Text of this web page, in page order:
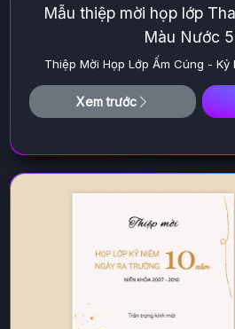
Mẫu thiệp mời họp lớp
Màu Nước
Thiệp Mời Họp Lớp Ấm Cúng - Kỷ
Xem trước